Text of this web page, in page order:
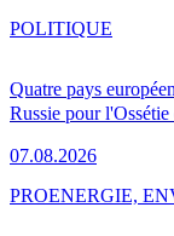
Quatre pays
Russie pour l'Ossétie
07.08.2026
POLITIQUE
PROENERGIE,